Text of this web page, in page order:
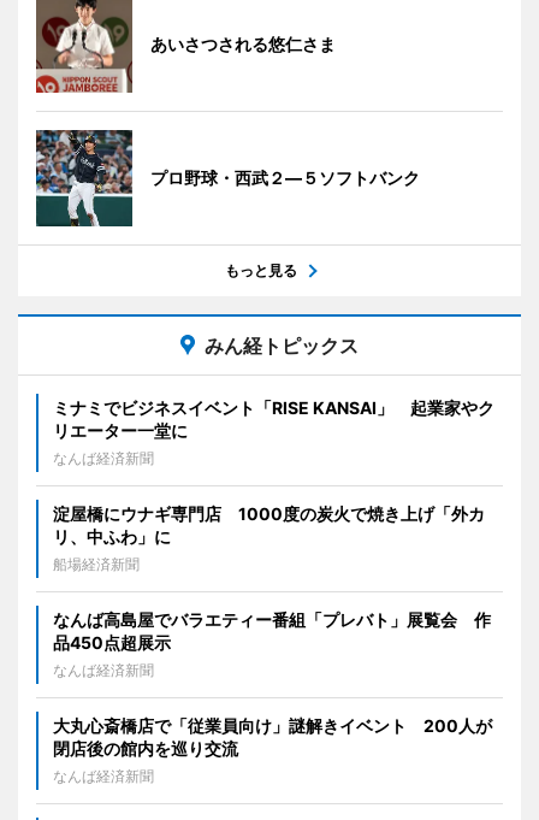
あいさつされる悠仁さま
プロ野球・西武２―５ソフトバンク
もっと見る
みん経トピックス
ミナミでビジネスイベント「RISE KANSAI」 起業家やク
リエーター一堂に
なんば経済新聞
淀屋橋にウナギ専門店 1000度の炭火で焼き上げ「外カ
リ、中ふわ」に
船場経済新聞
なんば高島屋でバラエティー番組「プレバト」展覧会 作
品450点超展示
なんば経済新聞
大丸心斎橋店で「従業員向け」謎解きイベント 200人が
閉店後の館内を巡り交流
なんば経済新聞